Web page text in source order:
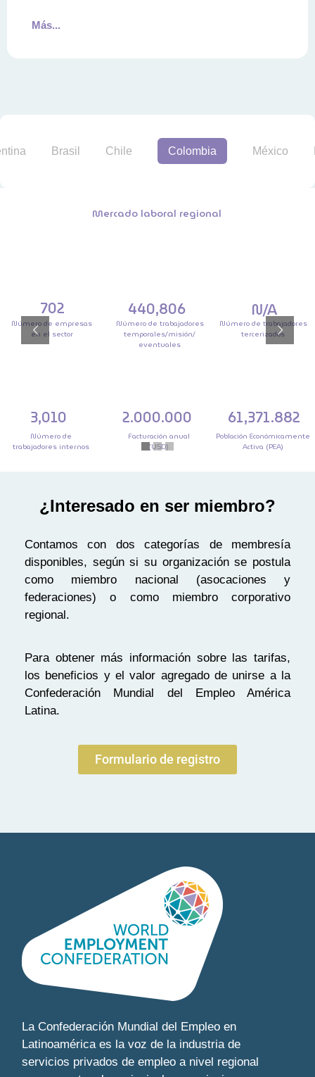
Más...
Brasil Chile Colombia México
Número de empresas
en el sector
440,806 N/A
61,371.882
2.000.000
3,010
Mercado laboral regional
702
Número de trabajadores
temporales/misión/
eventuales
Número de trabajadores
tercerizados
Número de
trabajadores internos
Facturación anual
(USD)
Población Económicamente
Activa (PEA)
¿Interesado en ser miembro?
Contamos con dos categorías de membresía
disponibles, según si su organización se postula
como miembro nacional (asocaciones y
federaciones) o como miembro corporativo
regional.
Para obtener más información sobre las tarifas,
los beneficios y el valor agregado de unirse a la
Confederación Mundial del Empleo América
Latina.
Formulario de registro
La Confederación Mundial del Empleo en
Latinoamérica es la voz de la industria de
servicios privados de empleo a nivel regional